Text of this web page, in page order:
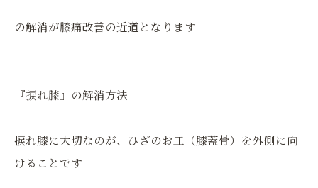
の解消が膝痛改善の近道となります
『捩れ膝』の解消方法
捩れ膝に大切なのが、ひざのお皿（膝蓋骨）を外側に向
けることです